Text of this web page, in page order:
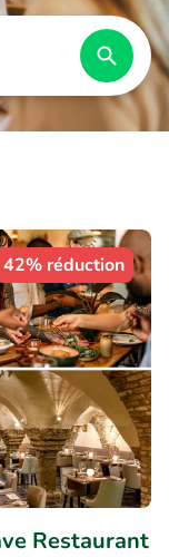
42% réduction
Restaurant